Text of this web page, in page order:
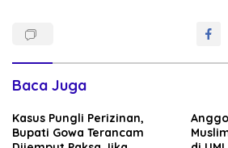
Baca Juga
Kasus Pungli Perizinan,
Bupati Gowa Terancam